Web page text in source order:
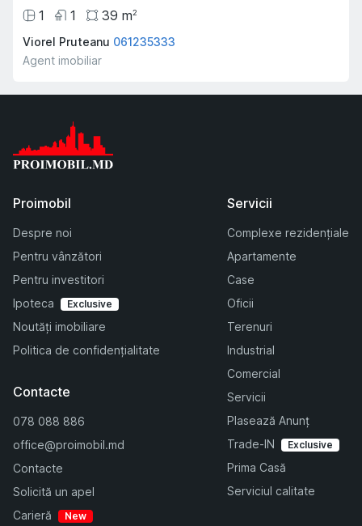
1
1 39 m2
Viorel Pruteanu 061235333
Agent imobiliar
Proimobil
Despre noi
Pentru vânzători
Pentru investitori
Ipoteca
Exclusive
Noutăți imobiliare
Politica de confidențialitate
Servicii
Complexe rezidențiale
Apartamente
Case
Oficii
Terenuri
Industrial
Comercial
Servicii
Plasează Anunț
Trade-IN
Exclusive
Prima Casă
Serviciul calitate
Contacte
078 088 886
office@proimobil.md
Contacte
Solicită un apel
Carieră
New